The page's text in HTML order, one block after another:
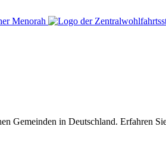
Gemeinden in Deutschland. Erfahren